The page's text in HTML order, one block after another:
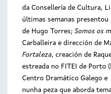
da Consellería de Cultura,
últimas semanas presentou
de Hugo Torres; Somos os
Carballeira e dirección de
Fortaleza, creación de
estreada no FITEI de Porto
Centro Dramático Galego
nunha peza que aborda